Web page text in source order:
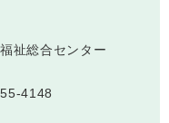
祉総合センター
4148